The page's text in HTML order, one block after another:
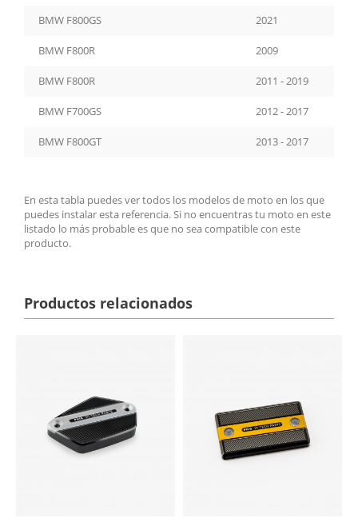
BMW F800GS 2021
BMW F800R 2009
BMW F800R 2011 - 2019
BMW F700GS 2012 - 2017
BMW F800GT 2013 - 2017
En esta tabla puedes ver todos los modelos de moto en los que
puedes instalar esta referencia. Si no encuentras tu moto en este
listado lo más probable es que no sea compatible con este
producto.
Productos relacionados